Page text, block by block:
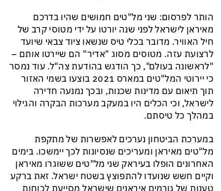
הותר לפרסום: שני מל"טים חמושים שהיו בדרכם
מאיראן לישראל לפני שנה יורטו על ידי מטוסי קרב של
חיל האוויר. מדובר בכלי טיס שנשאו ציוד צבאי שיועד
לרצועת עזה. מטוסים מסוג "אדיר" הם שיירטו אותם –
"לראשונה בעולם", כך הודגש בהודעת צה"ל. עוד נמסר
כי יירוטי המל"טים במארס 2021 בוצעו בשמי האזור
תוך תיאום עם מדינות שכנות, ובכך נמנעה חדירה
לישראל, וכי הכלים היו במעקב מערכות הבקרה והגילוי
במהלך כל טיסתם.
במערכת הביטחון נערכים לאפשרות של מתקפת
מל"טים מאיראן ומעריכים שנסיונות לכך יימשכו. בימים
האחרונים הופלו בעיראק שני מל"טים ששוגרו מאיראן
וקיים חשש שנועדו להתפוצץ בשטח ישראל. זאת ברקע
טענות של גורמים איראנים שישראל מסייעת לכוחות